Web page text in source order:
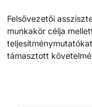
Felsővezetői
munkakör célja
támasztott